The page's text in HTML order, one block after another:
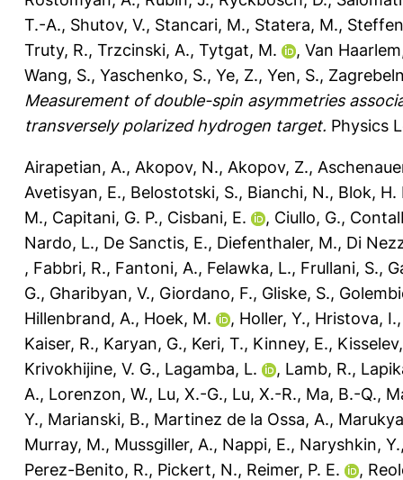
T.-A., Shutov, V., Stancari, M., Statera, M.,
Truty, R., Trzcinski, A., Tytgat, M. , Van
Wang, S., Yaschenko, S., Ye, Z., Yen, S.,
Measurement of double-spin asymmetries
transversely polarized hydrogen target. Physics
Airapetian, A., Akopov, N., Akopov, Z.,
Avetisyan, E., Belostotski, S., Bianchi, N., Blok, H.
M., Capitani, G. P., Cisbani, E. , Ciullo, G.,
Nardo, L., De Sanctis, E., Diefenthaler, M., Di
, Fabbri, R., Fantoni, A., Felawka, L., Frullani, S.,
G., Gharibyan, V., Giordano, F., Gliske, S.,
Hillenbrand, A., Hoek, M. , Holler, Y., Hristova, I.
Kaiser, R., Karyan, G., Keri, T., Kinney, E.,
Krivokhijine, V. G., Lagamba, L. , Lamb, R.,
A., Lorenzon, W., Lu, X.-G., Lu, X.-R., Ma, B.-Q.,
Y., Marianski, B., Martinez de la Ossa, A.,
Murray, M., Mussgiller, A., Nappi, E., Naryshkin, Y.
Perez-Benito, R., Pickert, N., Reimer, P. E. ,